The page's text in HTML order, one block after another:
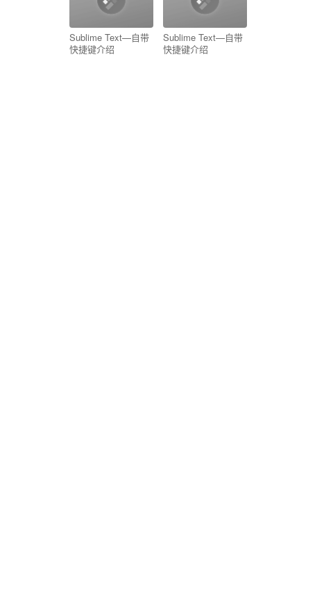
Sublime Text—自带
快捷键介绍
Sublime Text—自带
快捷键介绍